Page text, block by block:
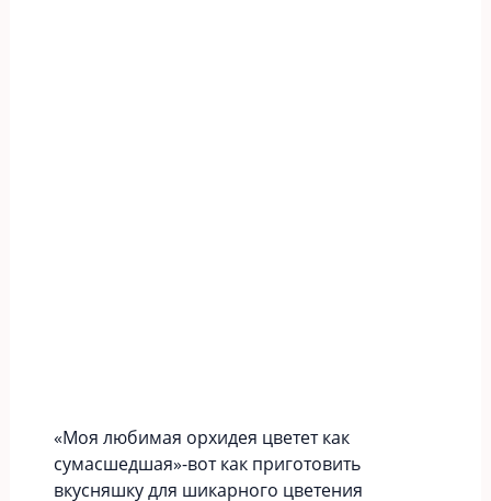
«Моя любимая орхидея цветет как
сумасшедшая»-вот как приготовить
вкусняшку для шикарного цветения